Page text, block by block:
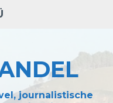
journalistische